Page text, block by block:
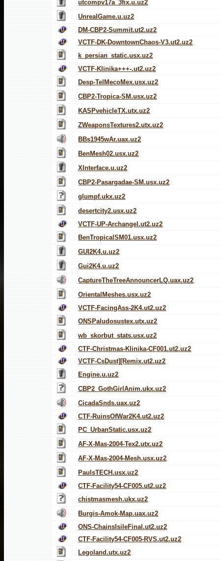
utcompv17a_3fix.u.uz2
UnrealGame.u.uz2
DM-CBP2-Summit.ut2.uz2
VCTF-DK-DowntownChaos-V3.ut2.uz2
k_persian_static.usx.uz2
VCTF-Klinika+++-.ut2.uz2
Desp-TelMecoMex.usx.uz2
CBP2-Tropica-SM.usx.uz2
KASPvehicleTX.utx.uz2
ZWeaponsTextures2.utx.uz2
BBs1945wAr.uax.uz2
BenMesh02.usx.uz2
XInterface.u.uz2
CBP2-Pasargadae-SM.usx.uz2
glumpf.ukx.uz2
desertcity2.usx.uz2
VCTF-UP-Archangel.ut2.uz2
BenTropicalSM01.usx.uz2
GUI2K4.u.uz2
Gui2K4.u.uz2
CaptureTheTreeAnnouncerLQ.uax.uz2
OrientalMeshes.usx.uz2
VCTF-FacingAss-2K4.ut2.uz2
ONSPaludosustex.utx.uz2
wb_skorbut_stats.usx.uz2
CTF-Christmas-Klinika-CF001.ut2.uz2
VCTF-CsDust][Remix.ut2.uz2
Engine.u.uz2
CBP2_GothGirlAnim.ukx.uz2
CicadaSnds.uax.uz2
CTF-RuinsOfWar2K4.ut2.uz2
PC_UrbanStatic.usx.uz2
AF-X-Mas-2004-Tex2.utx.uz2
AF-X-Mas-2004-Mesh.usx.uz2
PaulsTECH.usx.uz2
CTF-Facility54-CF005.ut2.uz2
chistmasmesh.ukx.uz2
Burgis-Amok-Map.uax.uz2
ONS-ChainsIsileFinal.ut2.uz2
CTF-Facility54-CF005-RVS.ut2.uz2
Legoland.utx.uz2